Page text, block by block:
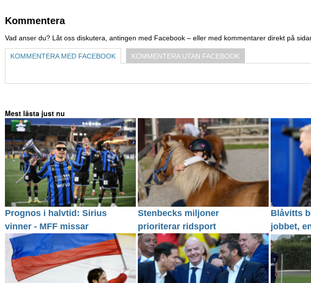
Kommentera
Vad anser du? Låt oss diskutera, antingen med Facebook – eller med kommentarer direkt på
KOMMENTERA MED FACEBOOK KOMMENTERA UTAN FACEBOOK
Mest lästa just nu
Prognos i halvtid: Sirius
vinner - MFF missar
Stenbecks miljoner
prioriterar ridsport
Blåvitts
jobbet,